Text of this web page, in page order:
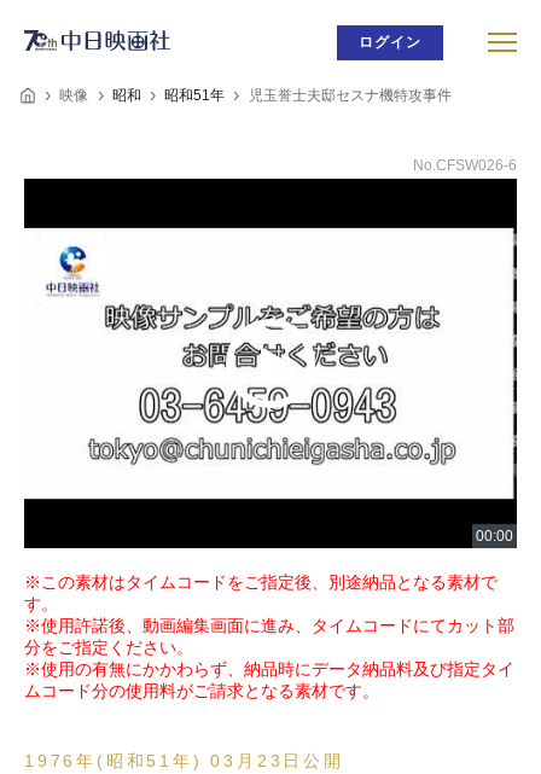
ログイン
映像 昭和 昭和51年 児玉誉士夫邸セスナ機特攻事件
No.CFSW026-6
※この素材はタイムコードをご指定後、別途納品となる素材で
す。
※使用許諾後、動画編集画面に進み、タイムコードにてカット部
分をご指定ください。
※使用の有無にかかわらず、納品時にデータ納品料及び指定タイ
ムコード分の使用料がご請求となる素材です。
1976年(昭和51年) 03月23日公開